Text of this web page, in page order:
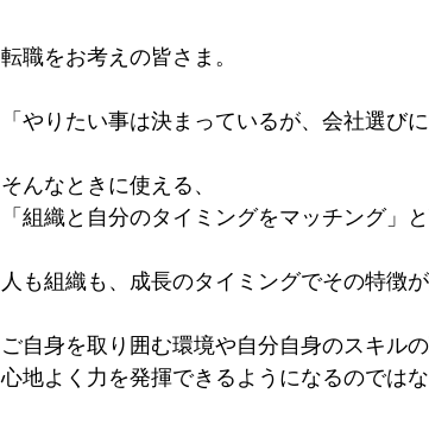
転職をお考えの皆さま。
「やりたい事は決まっているが、会社選び
そんなときに使える、
「組織と自分のタイミングをマッチング」
人も組織も、成長のタイミングでその特徴が
ご自身を取り囲む環境や自分自身のスキル
心地よく力を発揮できるようになるのではな